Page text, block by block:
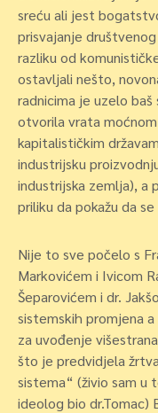
sreću ali jest
prisvajanje
razliku od
ostavljali nešto,
radnicima je uzelo
otvorila vrata
kapitalističkim
industrijsku
industrijska zemlja), a
priliku da pokažu da
Nije to sve počelo s
Markovićem i Ivicom
Šeparovićem i dr.
sistemskih promjena
za uvođenje
što je predvidjela
sistema“ (živio sam u
ideolog bio dr.Tomac)